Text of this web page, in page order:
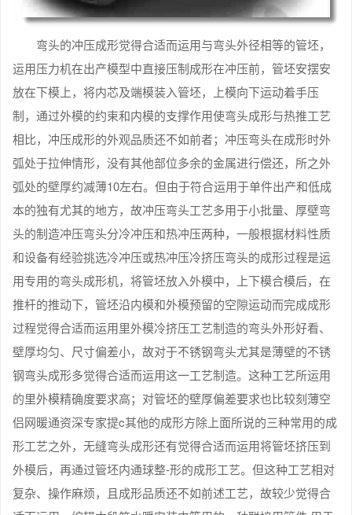
弯头的冲压成形觉得合适而运用与弯头外径相等的管坯，
运用压力机在出产模型中直接压制成形在冲压前，管坯安摆安
放在下模上，将内芯及端模装入管坯，上模向下运动着手压
制，通过外模的约束和内模的支撑作用使弯头成形与热推工艺
相比，冲压成形的外观品质还不如前者；冲压弯头在成形时外
弧处于拉伸情形，没有其他部位多余的金属进行偿还，所之外
弧处的壁厚约减薄10左右。但由于符合运用于单件出产和低成
本的独有尤其的地方，故冲压弯头工艺多用于小批量、厚壁弯
头的制造冲压弯头分冷冲压和热冲压两种，一般根据材料性质
和设备有经验挑选冷冲压或热冲压冷挤压弯头的成形过程是运
用专用的弯头成形机，将管坯放入外模中，上下模合模后，在
推杆的推动下，管坯沿内模和外模预留的空隙运动而完成成形
过程觉得合适而运用里外模冷挤压工艺制造的弯头外形好看、
壁厚均匀、尺寸偏差小，故对于不锈钢弯头尤其是薄壁的不锈
钢弯头成形多觉得合适而运用这一工艺制造。这种工艺所运用
的里外模精确度要求高；对管坯的壁厚偏差要求也比较刻薄空
侣网暖通资深专家提c其他的成形方除上面所说的三种常用的成
形工艺之外，无缝弯头成形还有觉得合适而运用将管坯挤压到
外模后，再通过管坯内通球整-形的成形工艺。但这种工艺相对
复杂、操作麻烦，且成形品质还不如前述工艺，故较少觉得合